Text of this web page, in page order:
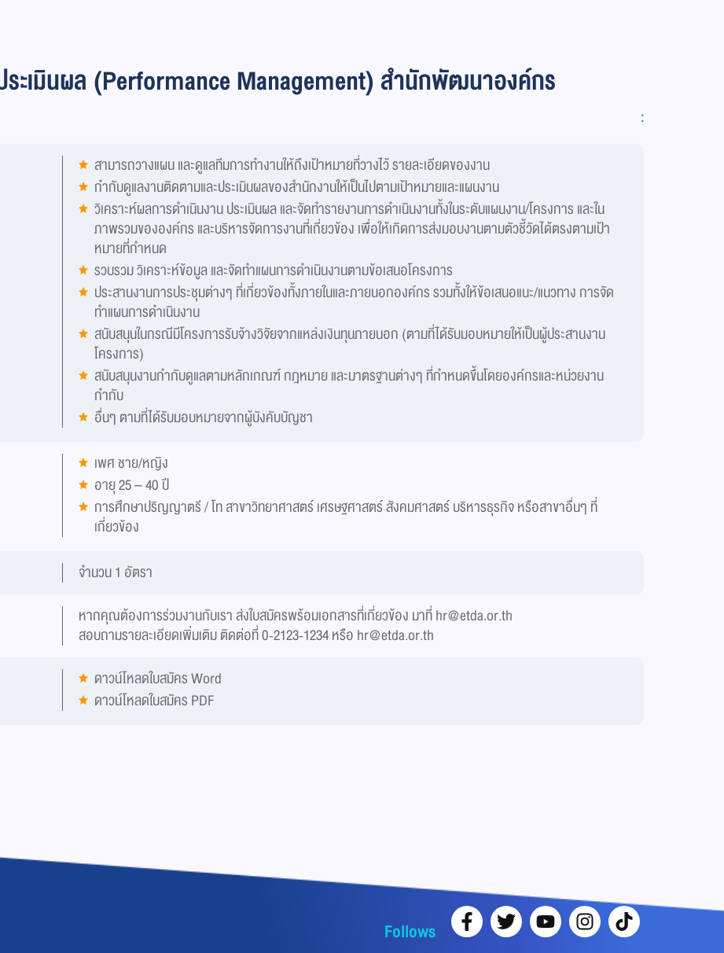
ะเมินผล (Performance Management) สำนักพัฒนาองค์กร
:
สามารถวางแผน และดูแลทีมการทำงานให้ถึงเป้าหมายที่วางไว้ รายละเอียดของงาน
กำกับดูแลงานติดตามและประเมินผลของสำนักงานให้เป็นไปตามเป้าหมายและแผนงาน
วิเคราะห์ผลการดำเนินงาน ประเมินผล และจัดทำรายงานการดำเนินงานทั้งในระดับแผนงาน/โครงการ และใน
ภาพรวมขององค์กร และบริหารจัดการงานที่เกี่ยวข้อง เพื่อให้เกิดการส่งมอบงานตามตัวชี้วัดได้ตรงตามเป้า
หมายที่กำหนด
รวบรวม วิเคราะห์ข้อมูล และจัดทำแผนการดำเนินงานตามข้อเสนอโครงการ
ประสานงานการประชุมต่างๆ ที่เกี่ยวข้องทั้งภายในและภายนอกองค์กร รวมทั้งให้ข้อเสนอแนะ/แนวทาง การจัด
ทำแผนการดำเนินงาน
สนับสนุนในกรณีมีโครงการรับจ้างวิจัยจากแหล่งเงินทุนภายนอก (ตามที่ได้รับมอบหมายให้เป็นผู้ประสานงาน
โครงการ)
สนับสนุนงานกำกับดูแลตามหลักเกณฑ์ กฎหมาย และมาตรฐานต่างๆ ที่กำหนดขึ้นโดยองค์กรและหน่วยงาน
กำกับ
อื่นๆ ตามที่ได้รับมอบหมายจากผู้บังคับบัญชา
เพศ ชาย/หญิง
อายุ 25 – 40 ปี
การศึกษาปริญญาตรี / โท สาขาวิทยาศาสตร์ เศรษฐศาสตร์ สังคมศาสตร์ บริหารธุรกิจ หรือสาขาอื่นๆ ที่
เกี่ยวข้อง
จำนวน 1 อัตรา
หากคุณต้องการร่วมงานกับเรา ส่งใบสมัครพร้อมเอกสารที่เกี่ยวข้อง มาที่hr@etda.or.th
สอบถามรายละเอียดเพิ่มเติม ติดต่อที่ 0-2123-1234 หรือ hr@etda.or.th
ดาวน์โหลดใบสมัคร Word
ดาวน์โหลดใบสมัคร PDF
Follows